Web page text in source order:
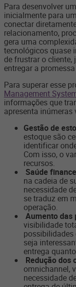
Para desenvolver
inicialmente para
conectar
relacionamento,
gera uma
tecnológicos quase
de frustrar o
entregar a
Para superar esse
Management
informações que
apresenta inúmeras
Gestão de
estoque são
identificar
Com isso, o
recursos.
Saúde
na cadeia de
necessidade
se traduz em
operação.
Aumento das
visibilidade
possibilidades
seja
entrega
Redução dos
omnichannel,
necessidade